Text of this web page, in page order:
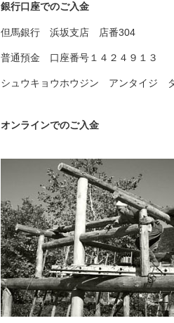
銀行口座でのご入金
但馬銀行 浜坂支店 店番304
普通預金 口座番号１４２４９１３
シュウキョウホウジン アンタイジ
オンラインでのご入金